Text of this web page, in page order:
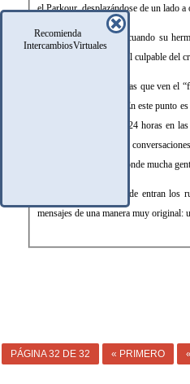
Recomienda
IntercambiosVirtuales
el Parkour, desplazándose de un lado a
Los problemas surgen cuando su
descubrir quien es el real culpable del
Los runners son personas que ven el
hasta el último rincón. En este punto
que tienen cámaras las 24 horas en
correo normal, nuestras
Una ciudad dictadura donde mucha
Pues bien, es aquí donde entran
mensajes de una manera muy
PÁGINA 32 DE 32 « PRIMERO «